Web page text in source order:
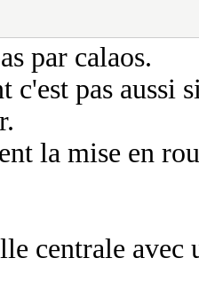
par calaos.
c'est pas aussi
la mise en
centrale avec